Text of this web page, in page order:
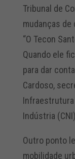
Tribunal de
mudanças de
“O Tecon
Quando ele
para dar
Cardoso,
Infraestrutura
Indústria
Outro ponto
mobilidade